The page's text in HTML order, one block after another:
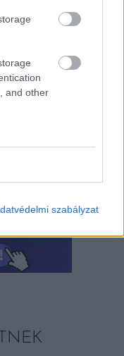
and other
szabályzat